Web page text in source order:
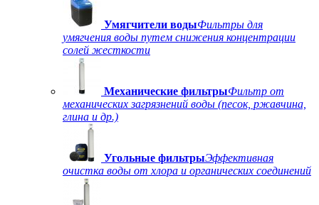
Умягчители водыФильтры для
умягчения воды путем снижения концентрации
солей жесткости
Механические фильтрыФильтр от
механических загрязнений воды (песок, ржавчина,
глина и др.)
Угольные фильтрыЭффективная
очистка воды от хлора и органических соединений